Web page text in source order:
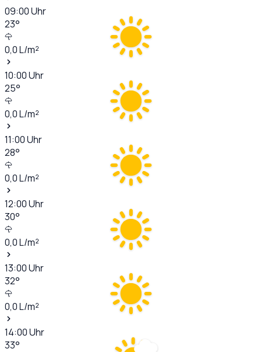
09:00Uhr
23°
0,0L/m²
10:00Uhr
25°
0,0L/m²
11:00Uhr
28°
0,0L/m²
12:00Uhr
30°
0,0L/m²
13:00Uhr
32°
0,0L/m²
14:00Uhr
33°